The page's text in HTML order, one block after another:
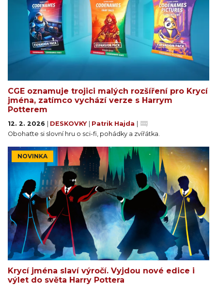
CGE oznamuje trojici malých rozšíření pro Krycí
jména, zatímco vychází verze s Harrym
Potterem
12. 2. 2026 DESKOVKY Patrik Hajda
Obohaťte si slovní hru o sci-fi, pohádky a zvířátka.
NOVINKA
Krycí jména slaví výročí. Vyjdou nové edice i
výlet do světa Harry Pottera